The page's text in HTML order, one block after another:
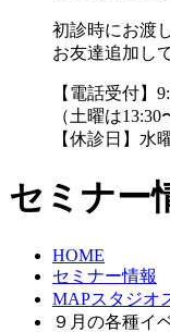
初診時にお渡
お友達追加し
【電話受付】
（土曜は13:30
【休診日】水
セミナー
HOME
セミナー情報
MAPスタジオ
９月の各種イ